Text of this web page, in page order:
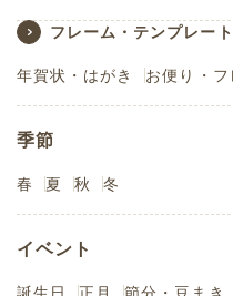
フレーム・テンプレート
年賀状・はがき お便り・フ
季節
春 夏 秋 冬
イベント
誕生日 正月 節分・豆まき